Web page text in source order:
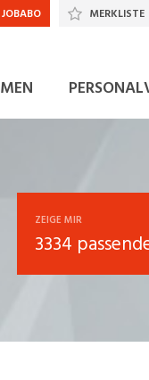
MERKLISTE
ZEIGE MIR
3334